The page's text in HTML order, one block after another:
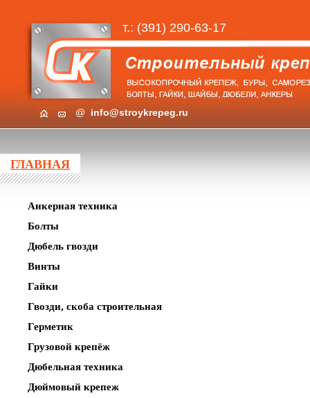
т.: (391) 290-63-17
@ info@stroykrepeg.ru
ГЛАВНАЯ
Анкерная техника
Болты
Дюбель гвозди
Винты
Гайки
Гвозди, скоба строительная
Герметик
Грузовой крепёж
Дюбельная техника
Дюймовый крепеж